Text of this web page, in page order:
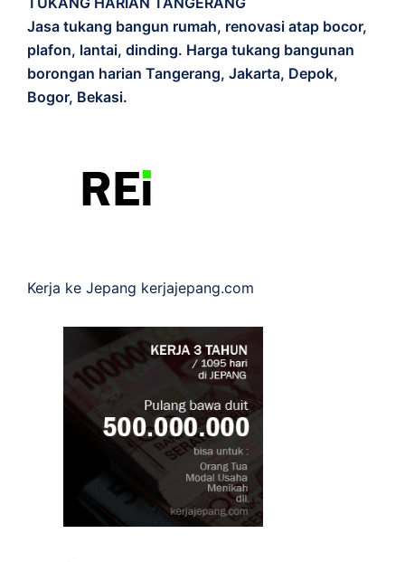
Jasa tukang bangun rumah, renovasi atap bocor,
plafon, lantai, dinding. Harga tukang bangunan
borongan harian Tangerang, Jakarta, Depok,
Bogor, Bekasi.
Kerja ke Jepang kerjajepang.com